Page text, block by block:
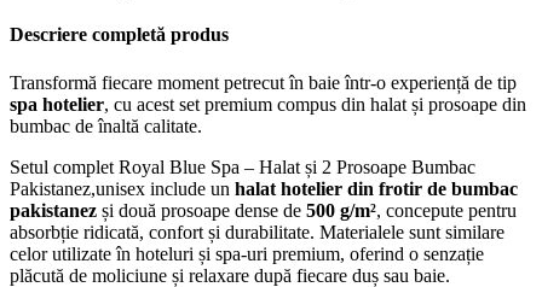
Descriere completă produs
Transformă fiecare moment petrecut în baie într-o experiență de tip
spa hotelier, cu acest set premium compus din halat și prosoape din
bumbac de înaltă calitate.
Setul complet Royal Blue Spa – Halat și 2 Prosoape Bumbac
Pakistanez,unisex include un halat hotelier din frotir de bumbac
pakistanez și două prosoape dense de 500 g/m², concepute pentru
absorbție ridicată, confort și durabilitate. Materialele sunt similare
celor utilizate în hoteluri și spa-uri premium, oferind o senzație
plăcută de moliciune și relaxare după fiecare duș sau baie.